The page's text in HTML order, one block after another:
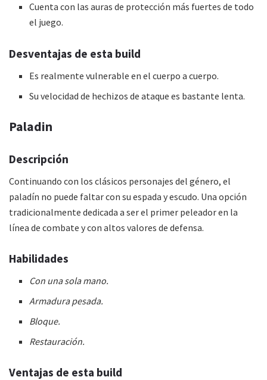
Cuenta con las auras de protección más fuertes de todo
el juego.
Desventajas de esta build
Es realmente vulnerable en el cuerpo a cuerpo.
Su velocidad de hechizos de ataque es bastante lenta.
Paladin
Descripción
Continuando con los clásicos personajes del género, el
paladín no puede faltar con su espada y escudo. Una opción
tradicionalmente dedicada a ser el primer peleador en la
línea de combate y con altos valores de defensa.
Habilidades
Con una sola mano.
Armadura pesada.
Bloque.
Restauración.
Ventajas de esta build